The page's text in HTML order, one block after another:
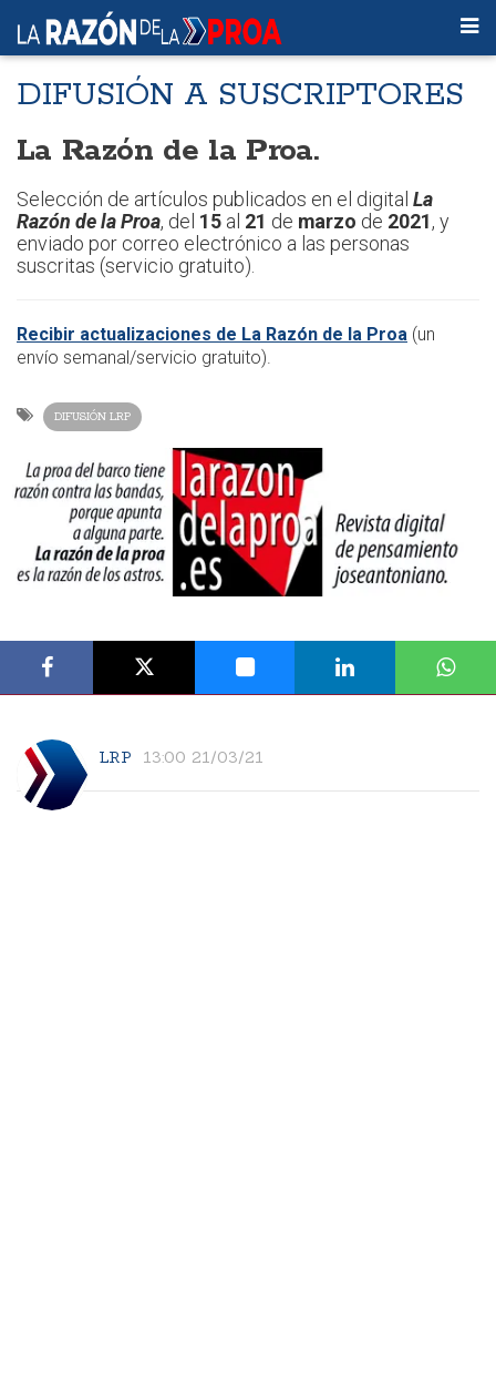
DIFUSIÓN A SUSCRIPTORES
La Razón de la Proa.
Selección de artículos publicados en el digital La
Razón de la Proa, del 15 al 21 de marzo de 2021, y
enviado por correo electrónico a las personas
suscritas (servicio gratuito).
Recibir actualizaciones de La Razón de la Proa (un
envío semanal/servicio gratuito).
DIFUSIÓN LRP
LRP 13:00 21/03/21